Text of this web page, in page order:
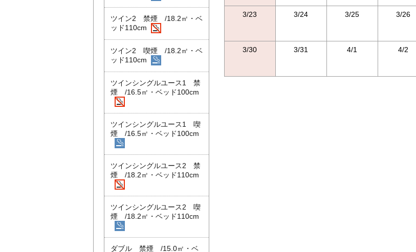
ツイン2 禁煙 /18.2㎡・ベ
ッド110cm
ツイン2 喫煙 /18.2㎡・ベ
ッド110cm
ツインシングルユース1 禁
煙 /16.5㎡・ベッド100cm
ツインシングルユース1 喫
煙 /16.5㎡・ベッド100cm
ツインシングルユース2 禁
煙 /18.2㎡・ベッド110cm
ツインシングルユース2 喫
煙 /18.2㎡・ベッド110cm
ダブル 禁煙 /15.0㎡・ベ
3/23 3/24 3/25 3/26
3/30 3/31 4/1 4/2